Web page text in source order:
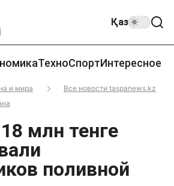
Қаз
ТехноСпортИнтересное
и мира
Все новости taspanews.kz
млн тенге
поливной